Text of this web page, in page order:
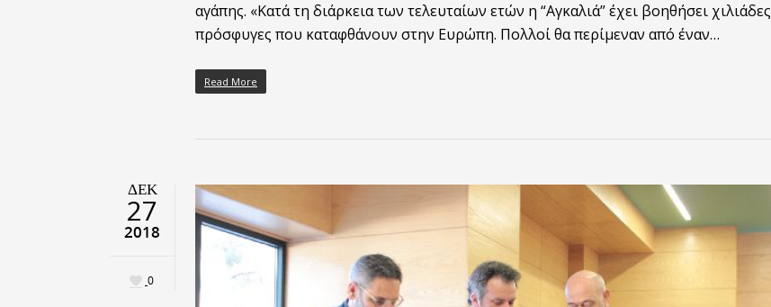
αγάπης. «Κατά τη διάρκεια των τελευταίων ετών η “Αγκαλιά” έχει βοηθήσει χιλιάδες
πρόσφυγες που καταφθάνουν στην Ευρώπη. Πολλοί θα περίμεναν από έναν…
Read More
ΔΕΚ
27
2018
0